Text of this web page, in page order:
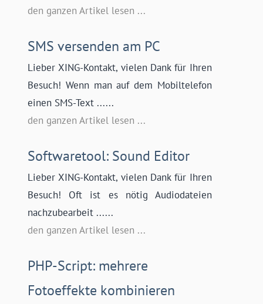
den ganzen Artikel lesen ...
SMS versenden am PC
Lieber XING-Kontakt, vielen Dank für Ihren
Besuch! Wenn man auf dem Mobiltelefon
einen SMS-Text ......
den ganzen Artikel lesen ...
Softwaretool: Sound Editor
Lieber XING-Kontakt, vielen Dank für Ihren
Besuch! Oft ist es nötig Audiodateien
nachzubearbeit ......
den ganzen Artikel lesen ...
PHP-Script: mehrere
Fotoeffekte kombinieren